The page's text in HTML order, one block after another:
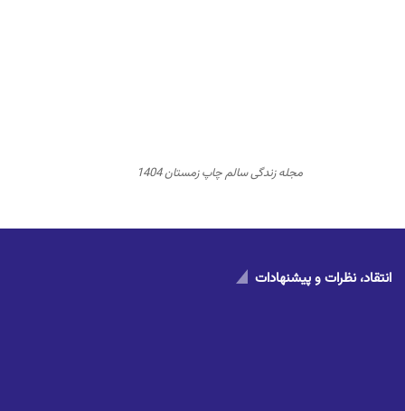
مجله زندگی سالم چاپ زمستان 1404
انتقاد، نظرات و پیشنهادات